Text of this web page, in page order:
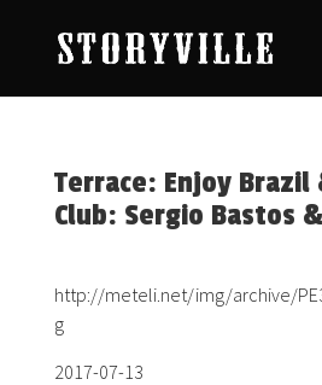
Terrace: Enjoy Brazil
Club: Sergio Bastos
http://meteli.net/img/archive/
g
2017-07-13